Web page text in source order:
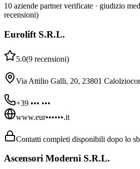
10 aziende partner verificate · giudizio
recensioni)
Eurolift S.R.L.
5.0(9 recensioni)
Via Attilio Galli, 20, 23801
+39 ••• •••
www.eur••••••.it
Contatti completi disponibili dopo lo
Ascensori Moderni S.R.L.